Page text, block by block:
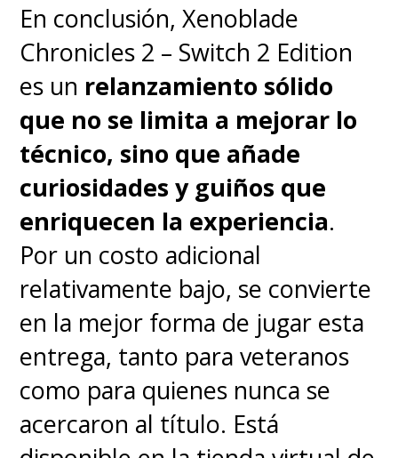
mantener o ingresar a los
más pequeños al mundo de
los videojuegos de Nintendo
sobre todo por la simpleza y
hermosura de sus animaciones.
Para los más avezados, es un
título en extremo fácil, pero
que sí o sí tienen que jugar
Su fecha de lanzamiento está
confirmada para el21 de mayo
y en la eShop tiene un precio de
$61.990, exclusivo para
Nintendo Switch 2.
En conclusión, Xenoblade
Chronicles 2 – Switch 2 Edition
es un relanzamiento sólido
que no se limita a mejorar lo
técnico, sino que añade
curiosidades y guiños que
enriquecen la experiencia.
Por un costo adicional
relativamente bajo, se convierte
en la mejor forma de jugar esta
entrega, tanto para veteranos
como para quienes nunca se
acercaron al título. Está